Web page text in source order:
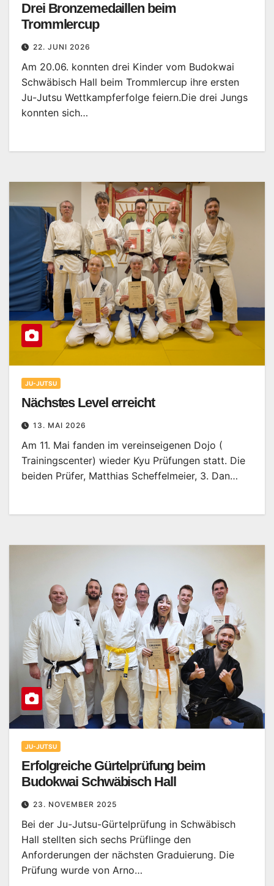
Drei Bronzemedaillen beim
Trommlercup
22. JUNI 2026
Am 20.06. konnten drei Kinder vom Budokwai
Schwäbisch Hall beim Trommlercup ihre ersten
Ju-Jutsu Wettkampferfolge feiern.Die drei Jungs
konnten sich…
JU-JUTSU
Nächstes Level erreicht
13. MAI 2026
Am 11. Mai fanden im vereinseigenen Dojo (
Trainingscenter) wieder Kyu Prüfungen statt. Die
beiden Prüfer, Matthias Scheffelmeier, 3. Dan…
JU-JUTSU
Erfolgreiche Gürtelprüfung beim
Budokwai Schwäbisch Hall
23. NOVEMBER 2025
Bei der Ju-Jutsu-Gürtelprüfung in Schwäbisch
Hall stellten sich sechs Prüflinge den
Anforderungen der nächsten Graduierung. Die
Prüfung wurde von Arno…